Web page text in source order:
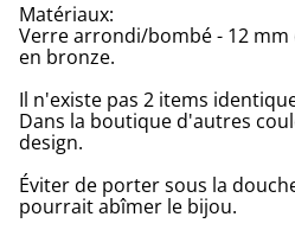
Matériaux:
Verre arrondi/bombé - 12
en bronze.
Il n'existe pas 2 items
Dans la boutique d'autres
design.
Éviter de porter sous la
pourrait abîmer le bijou.